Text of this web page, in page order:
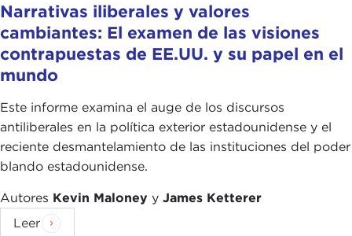
Narrativas iliberales y valores
cambiantes: El examen de las visiones
contrapuestas de EE.UU. y su papel en el
mundo
Este informe examina el auge de los discursos
antiliberales en la política exterior estadounidense y el
reciente desmantelamiento de las instituciones del poder
blando estadounidense.
Autores Kevin Maloney y James Ketterer
Leer